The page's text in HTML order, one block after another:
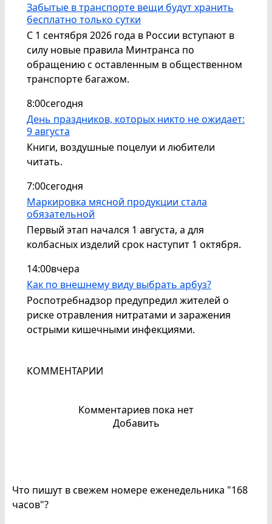
Забытые в транспорте вещи будут хранить
бесплатно только сутки
С 1 сентября 2026 года в России вступают в
силу новые правила Минтранса по
обращению с оставленным в общественном
транспорте багажом.
8:00сегодня
День праздников, которых никто не ожидает:
9 августа
Книги, воздушные поцелуи и любители
читать.
7:00сегодня
Маркировка мясной продукции стала
обязательной
Первый этап начался 1 августа, а для
колбасных изделий срок наступит 1 октября.
14:00вчера
Как по внешнему виду выбрать арбуз?
Роспотребнадзор предупредил жителей о
риске отравления нитратами и заражения
острыми кишечными инфекциями.
КОММЕНТАРИИ
Комментариев пока нет
Добавить
Что пишут в свежем номере еженедельника "168
часов"?